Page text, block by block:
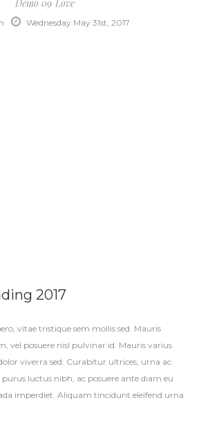
Demo 09 Love
Wednesday May 31st, 2017
2017
vitae tristique sem mollis sed. Mauris
vel posuere nisl pulvinar id. Mauris varius
viverra sed. Curabitur ultrices, urna ac
luctus nibh, ac posuere ante diam eu
imperdiet. Aliquam tincidunt eleifend urna